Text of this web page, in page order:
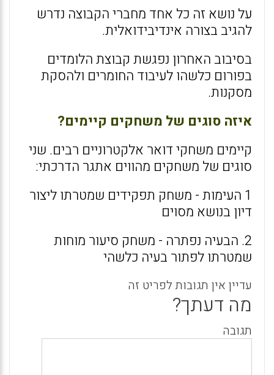
על נושא זה כל אחד מחברי הקבוצה נדרש
להגיב בצורה אינדיבידואלית.
בסיבוב האחרון נפגשת קבוצת הלומדים
בפורום כלשהו לעיבוד החומרים ולהסקת
מסקנות.
איזה סוגים של משחקים קיימים?
קיימים משחקי דואר אלקטרוניים רבים. שני
סוגים של משחקים מהווים אתגר הדרכתי:
1 העימות - משחק תפקידים שמטרתו ליצור
דיון בנושא מסוים
2. הבעיה נפתרה - משחק סיעור מוחות
שמטרתו לפתור בעיה כלשהי
עדיין אין תגובות לפריט זה
מה דעתך?
תגובה